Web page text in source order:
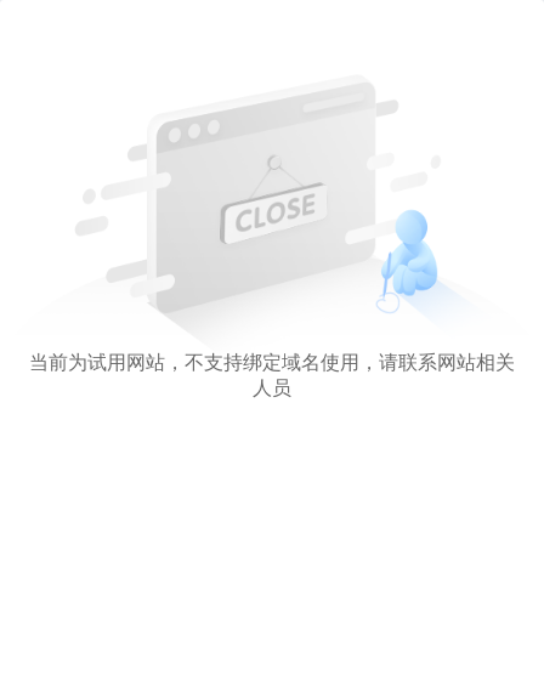
当前为试用网站，不支持绑定域名使用，请联系网站相关
人员